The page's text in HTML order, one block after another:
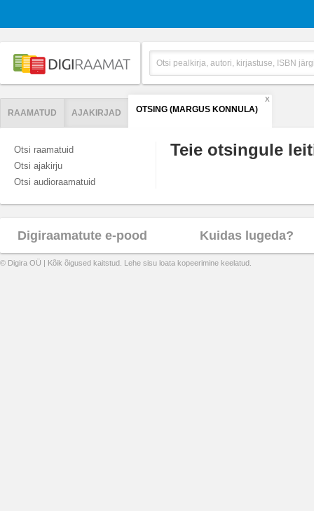
RAAMATUD AJAKIRJAD OTSING (MARGUS KONNULA)
X
Otsi raamatuid
Otsi ajakirju
Otsi audioraamatuid
Teie otsingule
Digiraamatute e-pood Kuidas lugeda?
© Digira OÜ | Kõik õigused kaitstud. Lehe sisu loata kopeerimine keelatud.